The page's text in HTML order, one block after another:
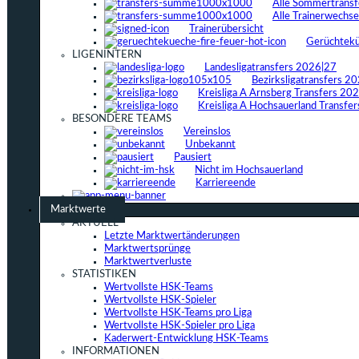
Alle
Alle
Trainerübersicht
LIGENINTERN
Landesligatransfers 2026|27
Bezirksligatransfers
Kreisliga A Arnsberg Transfers
Kreisliga A Hochsauerland
BESONDERE TEAMS
Vereinslos
Unbekannt
Pausiert
Nicht im Hochsauerland
Karriereende
Marktwerte
AKTUELL
Letzte Marktwertänderungen
Marktwertsprünge
Marktwertverluste
STATISTIKEN
Wertvollste HSK-Teams
Wertvollste HSK-Spieler
Wertvollste HSK-Teams pro Liga
Wertvollste HSK-Spieler pro Liga
Kaderwert-Entwicklung HSK-Teams
INFORMATIONEN